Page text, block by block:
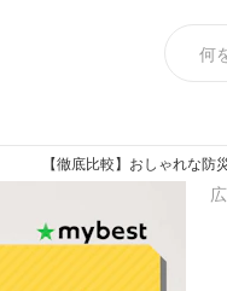
【徹底比較】おしゃれな